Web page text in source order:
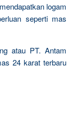
logam
seperti mas
atau PT. Antam
24 karat terbaru